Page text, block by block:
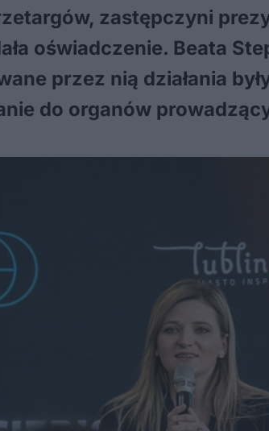
zastępczyni
oświadczenie. Beata
przez nią działania
do organów